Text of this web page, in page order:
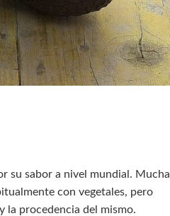
su sabor a nivel mundial. Mucha
con vegetales, pero
procedencia del mismo.